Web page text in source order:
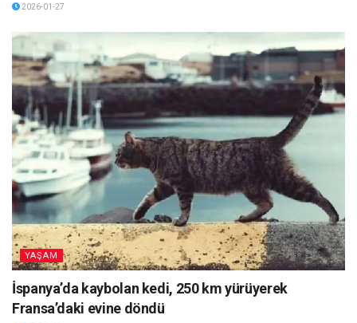
2026-01-27
YAŞAM
İspanya’da kaybolan kedi, 250 km yürüyerek
Fransa’daki evine döndü